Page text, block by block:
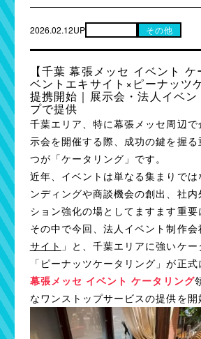
2026.02.12UP その他
【千葉 幕張メッセ イベント
ベントエキサイト×ピーナッツ
提携開始｜展示会・法人イベ
プで提供
千葉エリア、特に幕張メッセ周辺
示会を開催する際、成功の鍵を握る
つが「ケータリング」です。
近年、イベントは単なる集まりでは
ンディングや商談機会の創出、社
ション強化の場としてますます重要
その中で今回、法人イベント制作会
サイト 」と、千葉エリアに強いケ
「ピーナッツケータリング」が正式
幕張メッセ イベント ケータリング
なワンストップサービスの提供を開